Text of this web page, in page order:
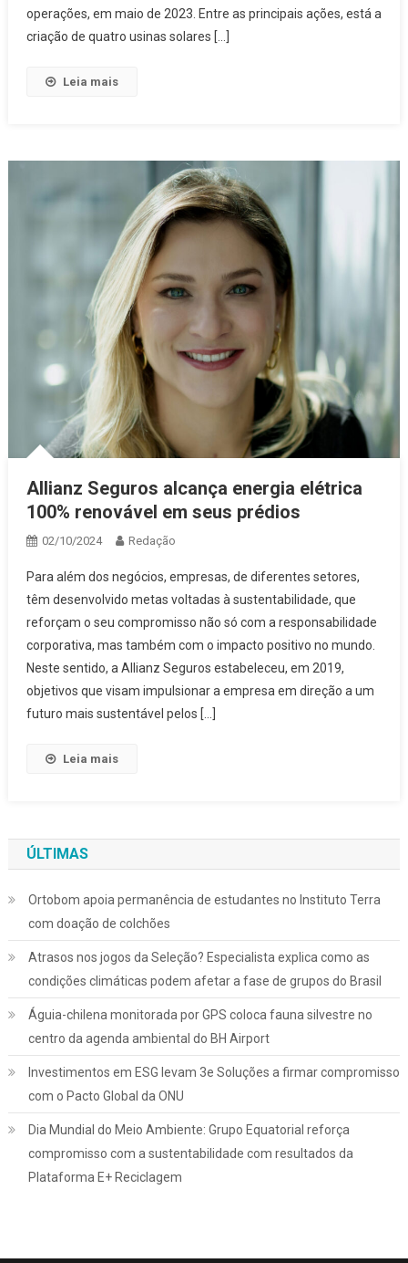
operações, em maio de 2023. Entre as principais ações, está a
criação de quatro usinas solares […]
Leia mais
Allianz Seguros alcança energia elétrica
100% renovável em seus prédios
02/10/2024 Redação
Para além dos negócios, empresas, de diferentes setores,
têm desenvolvido metas voltadas à sustentabilidade, que
reforçam o seu compromisso não só com a responsabilidade
corporativa, mas também com o impacto positivo no mundo.
Neste sentido, a Allianz Seguros estabeleceu, em 2019,
objetivos que visam impulsionar a empresa em direção a um
futuro mais sustentável pelos […]
Leia mais
ÚLTIMAS
Ortobom apoia permanência de estudantes no Instituto Terra
com doação de colchões
Atrasos nos jogos da Seleção? Especialista explica como as
condições climáticas podem afetar a fase de grupos do Brasil
Águia-chilena monitorada por GPS coloca fauna silvestre no
centro da agenda ambiental do BH Airport
Investimentos em ESG levam 3e Soluções a firmar compromisso
com o Pacto Global da ONU
Dia Mundial do Meio Ambiente: Grupo Equatorial reforça
compromisso com a sustentabilidade com resultados da
Plataforma E+ Reciclagem